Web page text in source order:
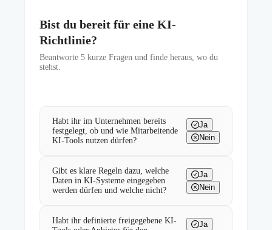
Bist du bereit für eine KI-
Richtlinie?
Beantworte 5 kurze Fragen und finde heraus, wo du
stehst.
Habt ihr im Unternehmen bereits
festgelegt, ob und wie Mitarbeitende
KI-Tools nutzen dürfen?
Ja
Nein
Gibt es klare Regeln dazu, welche
Daten in KI-Systeme eingegeben
werden dürfen und welche nicht?
Ja
Nein
Habt ihr definierte freigegebene KI-
Ja